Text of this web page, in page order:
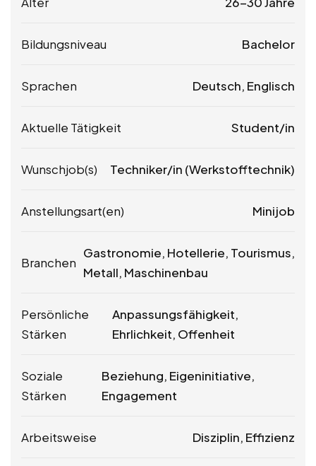
Bildungsniveau Bachelor
Sprachen Deutsch, Englisch
Aktuelle Tätigkeit Student/in
Wunschjob(s) Techniker/in (Werkstofftechnik)
Anstellungsart(en) Minijob
Branchen
Gastronomie, Hotellerie, Tourismus,
Metall, Maschinenbau
Persönliche
Stärken
Anpassungsfähigkeit,
Ehrlichkeit, Offenheit
Soziale
Stärken
Beziehung, Eigeninitiative,
Engagement
Arbeitsweise Disziplin, Effizienz